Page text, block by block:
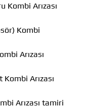
Kombi Arızası
Kombi
Arızası
Arızası
Arızası tamiri